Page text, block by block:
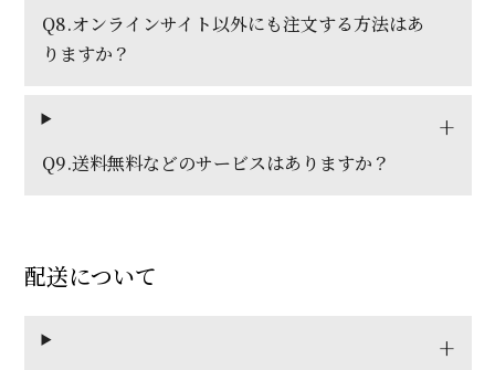
Q8.オンラインサイト以外にも注文する方法はあ
りますか？
Q9.送料無料などのサービスはありますか？
配送について